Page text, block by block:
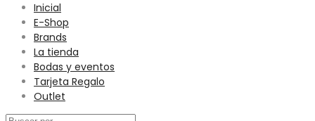
Inicial
E-Shop
Brands
La tienda
Bodas y eventos
Tarjeta Regalo
Outlet